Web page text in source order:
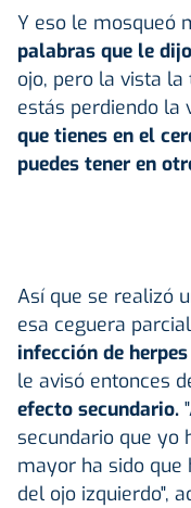
Y eso le mosqueó
palabras que le
ojo, pero la vista
estás perdiendo la
que tienes en el
puedes tener en
Así que se realizó
esa ceguera
infección de
le avisó entonces
efecto secundario.
secundario que yo
mayor ha sido
del ojo izquierdo",